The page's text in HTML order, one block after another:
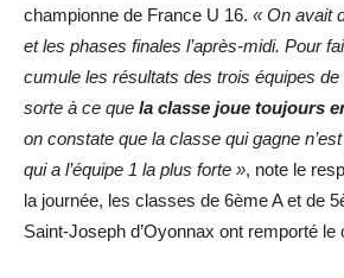
championne de France U 16. « On avait
et les phases finales l’après-midi. Pour
cumule les résultats des trois équipes
sorte à ce que la classe joue toujours
on constate que la classe qui gagne
qui a l’équipe 1 la plus forte », note le
la journée, les classes de 6ème A et de
Saint-Joseph d’Oyonnax ont remporté le